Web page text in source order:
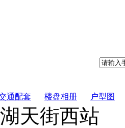
通配套 楼盘相册 户型图
天街西站